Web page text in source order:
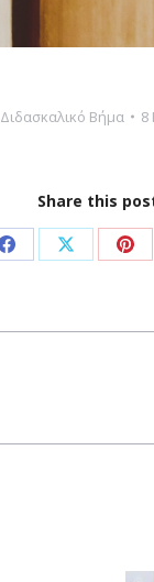
Διδασκαλικό Βήμα 8
Share this
Share
Facebook
Share
X